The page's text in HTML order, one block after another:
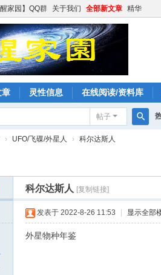
醒家园】QQ群 关于我们 全部新文章 精华
章 灵性信息 在线阅读/资料库
帖子
› UFO/飞碟/外星人 › 科尔达斯人
科尔达斯人 [复制链接]
发表于 2022-8-26 11:53 显示全部
外星物种年鉴